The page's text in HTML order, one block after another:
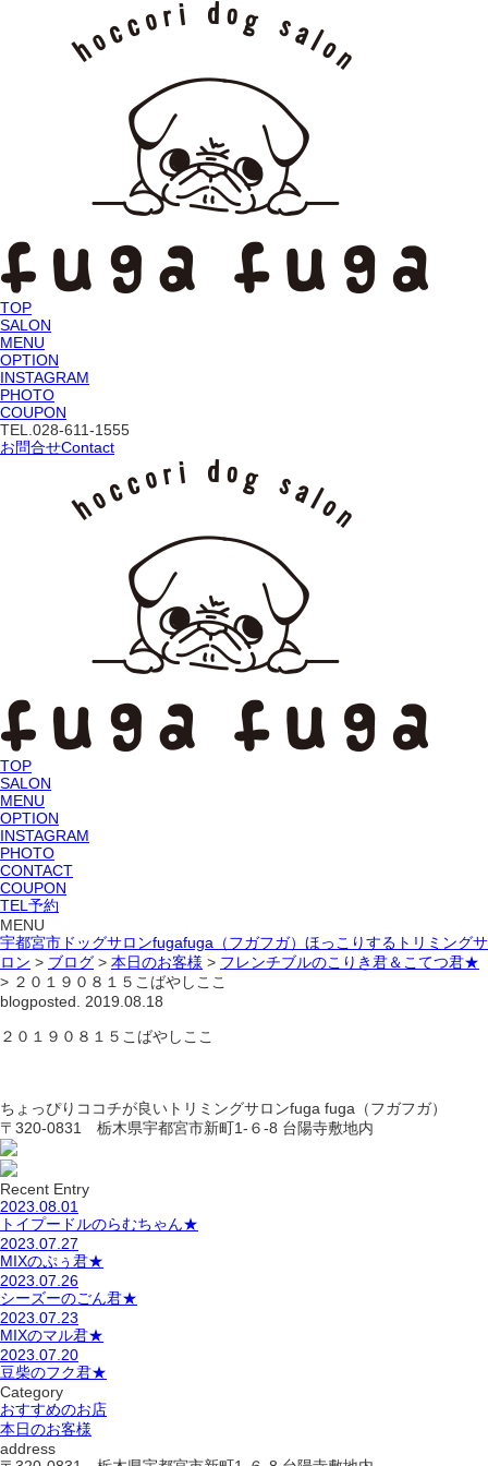
TOP
SALON
MENU
OPTION
INSTAGRAM
PHOTO
COUPON
TEL. 028-611-1555
お問合せContact
TOP
SALON
MENU
OPTION
INSTAGRAM
PHOTO
CONTACT
COUPON
TEL予約
MENU
宇都宮市ドッグサロンfugafuga（フガフガ）ほっこりするトリミングサ
ロン > ブログ > 本日のお客様 > フレンチブルのこりき君＆こてつ君★
> ２０１９０８１５こばやしここ
blogposted. 2019.08.18
２０１９０８１５こばやしここ
ちょっぴりココチが良いトリミングサロンfuga fuga（フガフガ）
〒320-0831 栃木県宇都宮市新町1-６-8 台陽寺敷地内
Recent Entry
2023.08.01
トイプードルのらむちゃん★
2023.07.27
MIXのぷぅ君★
2023.07.26
シーズーのごん君★
2023.07.23
MIXのマル君★
2023.07.20
豆柴のフク君★
Category
おすすめのお店
本日のお客様
address